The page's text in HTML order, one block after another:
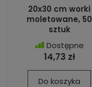
20x30 cm worki
moletowane, 50
sztuk
Dostępne
14,73 zł
Do koszyka